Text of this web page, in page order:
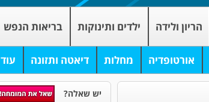
הריון ולידה ילדים ותינוקות בריאות הנפש
אורטופדיה מחלות דיאטה ותזונה עוד
יש שאלה?